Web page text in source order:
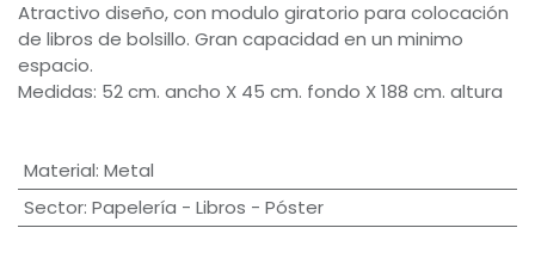
Atractivo diseño, con modulo giratorio para colocación
de libros de bolsillo. Gran capacidad en un minimo
espacio.
Medidas: 52 cm. ancho X 45 cm. fondo X 188 cm. altura
Material: Metal
Sector: Papelería - Libros - Póster